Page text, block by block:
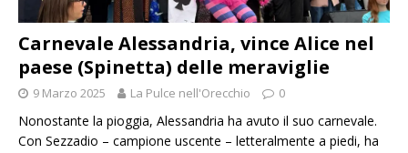
Carnevale Alessandria, vince Alice nel
paese (Spinetta) delle meraviglie
9 Marzo 2025 La Pulce nell'Orecchio 0
Nonostante la pioggia, Alessandria ha avuto il suo carnevale.
Con Sezzadio – campione uscente – letteralmente a piedi, ha